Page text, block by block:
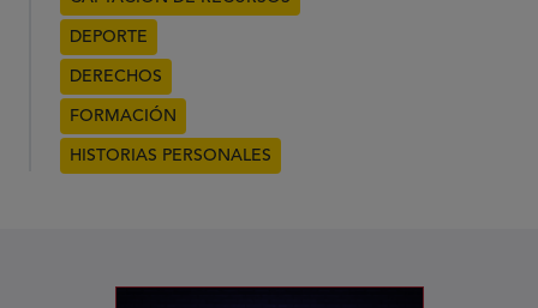
DEPORTE
DERECHOS
FORMACIÓN
HISTORIAS PERSONALES